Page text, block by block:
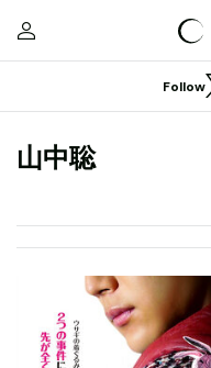
Follow
山中聡